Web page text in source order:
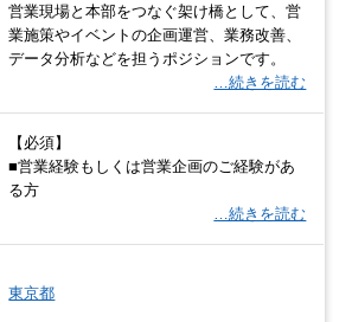
営業現場と本部をつなぐ架け橋として、営
業施策やイベントの企画運営、業務改善、
データ分析などを担うポジションです。
…続きを読む
【必須】
■営業経験もしくは営業企画のご経験があ
る方
…続きを読む
東京都